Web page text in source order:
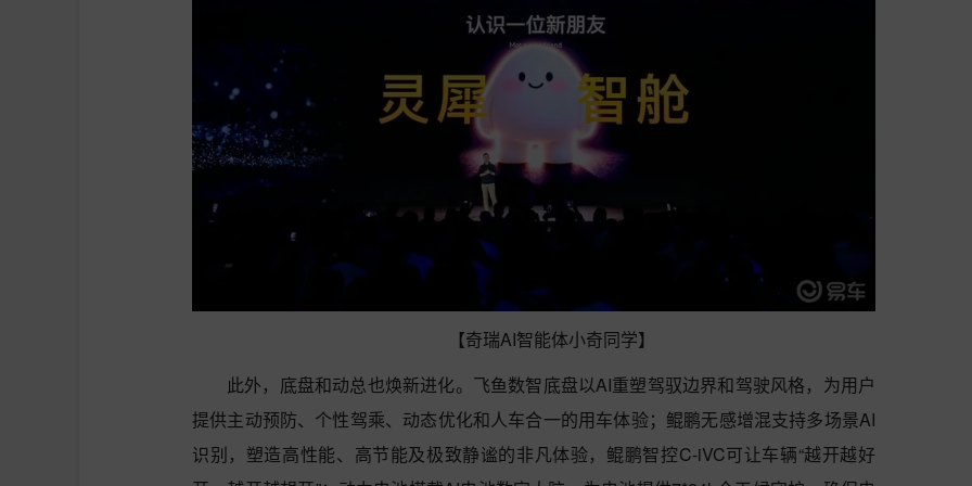
【奇瑞AI智能体小奇同学】
此外，底盘和动总也焕新进化。飞鱼数智底盘以AI重塑驾驭边界和驾驶风格，为用户
提供主动预防、个性驾乘、动态优化和人车合一的用车体验；鲲鹏无感增混支持多场景AI
识别，塑造高性能、高节能及极致静谧的非凡体验，鲲鹏智控C-iVC可让车辆“越开越好